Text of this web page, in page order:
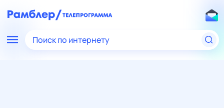
Поиск по интернету